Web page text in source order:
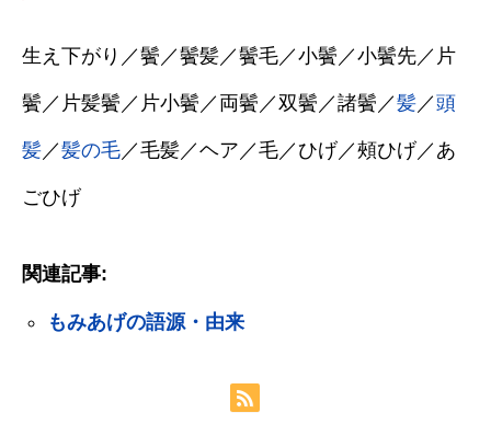
生え下がり／鬢／鬢髪／鬢毛／小鬢／小鬢先／片
鬢／片髪鬢／片小鬢／両鬢／双鬢／諸鬢／髪／頭
髪／髪の毛／毛髪／ヘア／毛／ひげ／頰ひげ／あ
ごひげ
関連記事:
もみあげの語源・由来